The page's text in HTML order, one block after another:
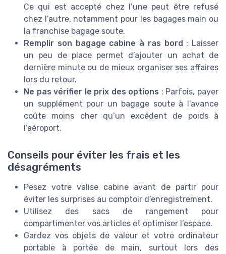
Ce qui est accepté chez l’une peut être refusé
chez l’autre, notamment pour les bagages main ou
la franchise bagage soute.
Remplir son bagage cabine à ras bord : Laisser
un peu de place permet d’ajouter un achat de
dernière minute ou de mieux organiser ses affaires
lors du retour.
Ne pas vérifier le prix des options : Parfois, payer
un supplément pour un bagage soute à l’avance
coûte moins cher qu’un excédent de poids à
l’aéroport.
Conseils pour éviter les frais et les
désagréments
Pesez votre valise cabine avant de partir pour
éviter les surprises au comptoir d’enregistrement.
Utilisez des sacs de rangement pour
compartimenter vos articles et optimiser l’espace.
Gardez vos objets de valeur et votre ordinateur
portable à portée de main, surtout lors des